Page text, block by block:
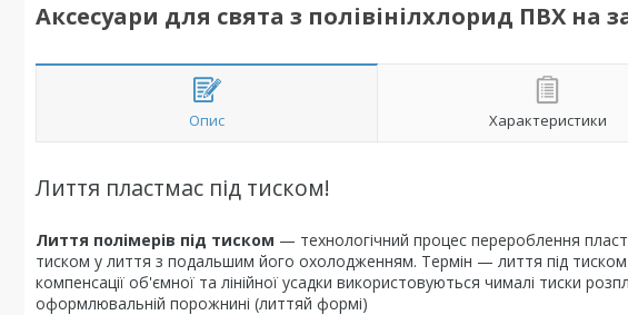
Аксесуари для свята з полівінілхлорид ПВХ на
Опис Характеристики
Лиття пластмас під тиском!
Лиття полімерів під тиском — технологічний процес перероблення
тиском у лиття з подальшим його охолодженням. Термін — лиття під
компенсації об'ємної та лінійної усадки використовуються чималі тиски
оформлювальній порожнині (литтяй формі)